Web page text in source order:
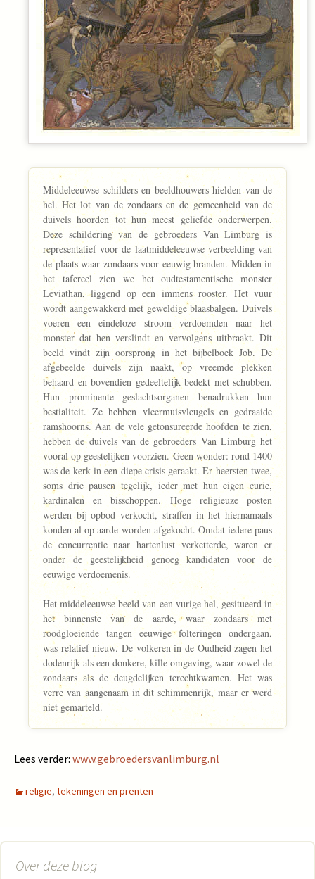
Middeleeuwse schilders en beeldhouwers hielden van de
hel. Het lot van de zondaars en de gemeenheid van de
duivels hoorden tot hun meest geliefde onderwerpen.
Deze schildering van de gebroeders Van Limburg is
representatief voor de laatmiddeleeuwse verbeelding van
de plaats waar zondaars voor eeuwig branden. Midden in
het tafereel zien we het oudtestamentische monster
Leviathan, liggend op een immens rooster. Het vuur
wordt aangewakkerd met geweldige blaasbalgen. Duivels
voeren een eindeloze stroom verdoemden naar het
monster dat hen verslindt en vervolgens uitbraakt. Dit
beeld vindt zijn oorsprong in het bijbelboek Job. De
afgebeelde duivels zijn naakt, op vreemde plekken
behaard en bovendien gedeeltelijk bedekt met schubben.
Hun prominente geslachtsorganen benadrukken hun
bestialiteit. Ze hebben vleermuisvleugels en gedraaide
ramshoorns. Aan de vele getonsureerde hoofden te zien,
hebben de duivels van de gebroeders Van Limburg het
vooral op geestelijken voorzien. Geen wonder: rond 1400
was de kerk in een diepe crisis geraakt. Er heersten twee,
soms drie pausen tegelijk, ieder met hun eigen curie,
kardinalen en bisschoppen. Hoge religieuze posten
werden bij opbod verkocht, straffen in het hiernamaals
konden al op aarde worden afgekocht. Omdat iedere paus
de concurrentie naar hartenlust verketterde, waren er
onder de geestelijkheid genoeg kandidaten voor de
eeuwige verdoemenis.
Het middeleeuwse beeld van een vurige hel, gesitueerd in
het binnenste van de aarde, waar zondaars met
roodgloeiende tangen eeuwige folteringen ondergaan,
was relatief nieuw. De volkeren in de Oudheid zagen het
dodenrijk als een donkere, kille omgeving, waar zowel de
zondaars als de deugdelijken terechtkwamen. Het was
verre van aangenaam in dit schimmenrijk, maar er werd
niet gemarteld.
Lees verder: www.gebroedersvanlimburg.nl
religie, tekeningen en prenten
Over deze blog